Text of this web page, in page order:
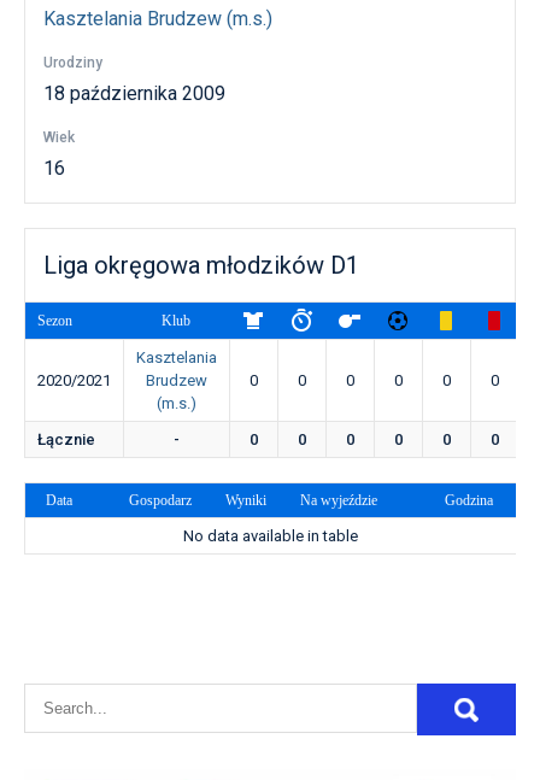
Kasztelania Brudzew (m.s.)
Urodziny
18 października 2009
Wiek
16
Liga okręgowa młodzików D1
Sezon Klub
2020/2021
Kasztelania
Brudzew
(m.s.)
0 0 0 0 0 0
Łącznie - 0 0 0 0 0 0
Data Gospodarz Wyniki Na wyjeździe Godzina
No data available in table